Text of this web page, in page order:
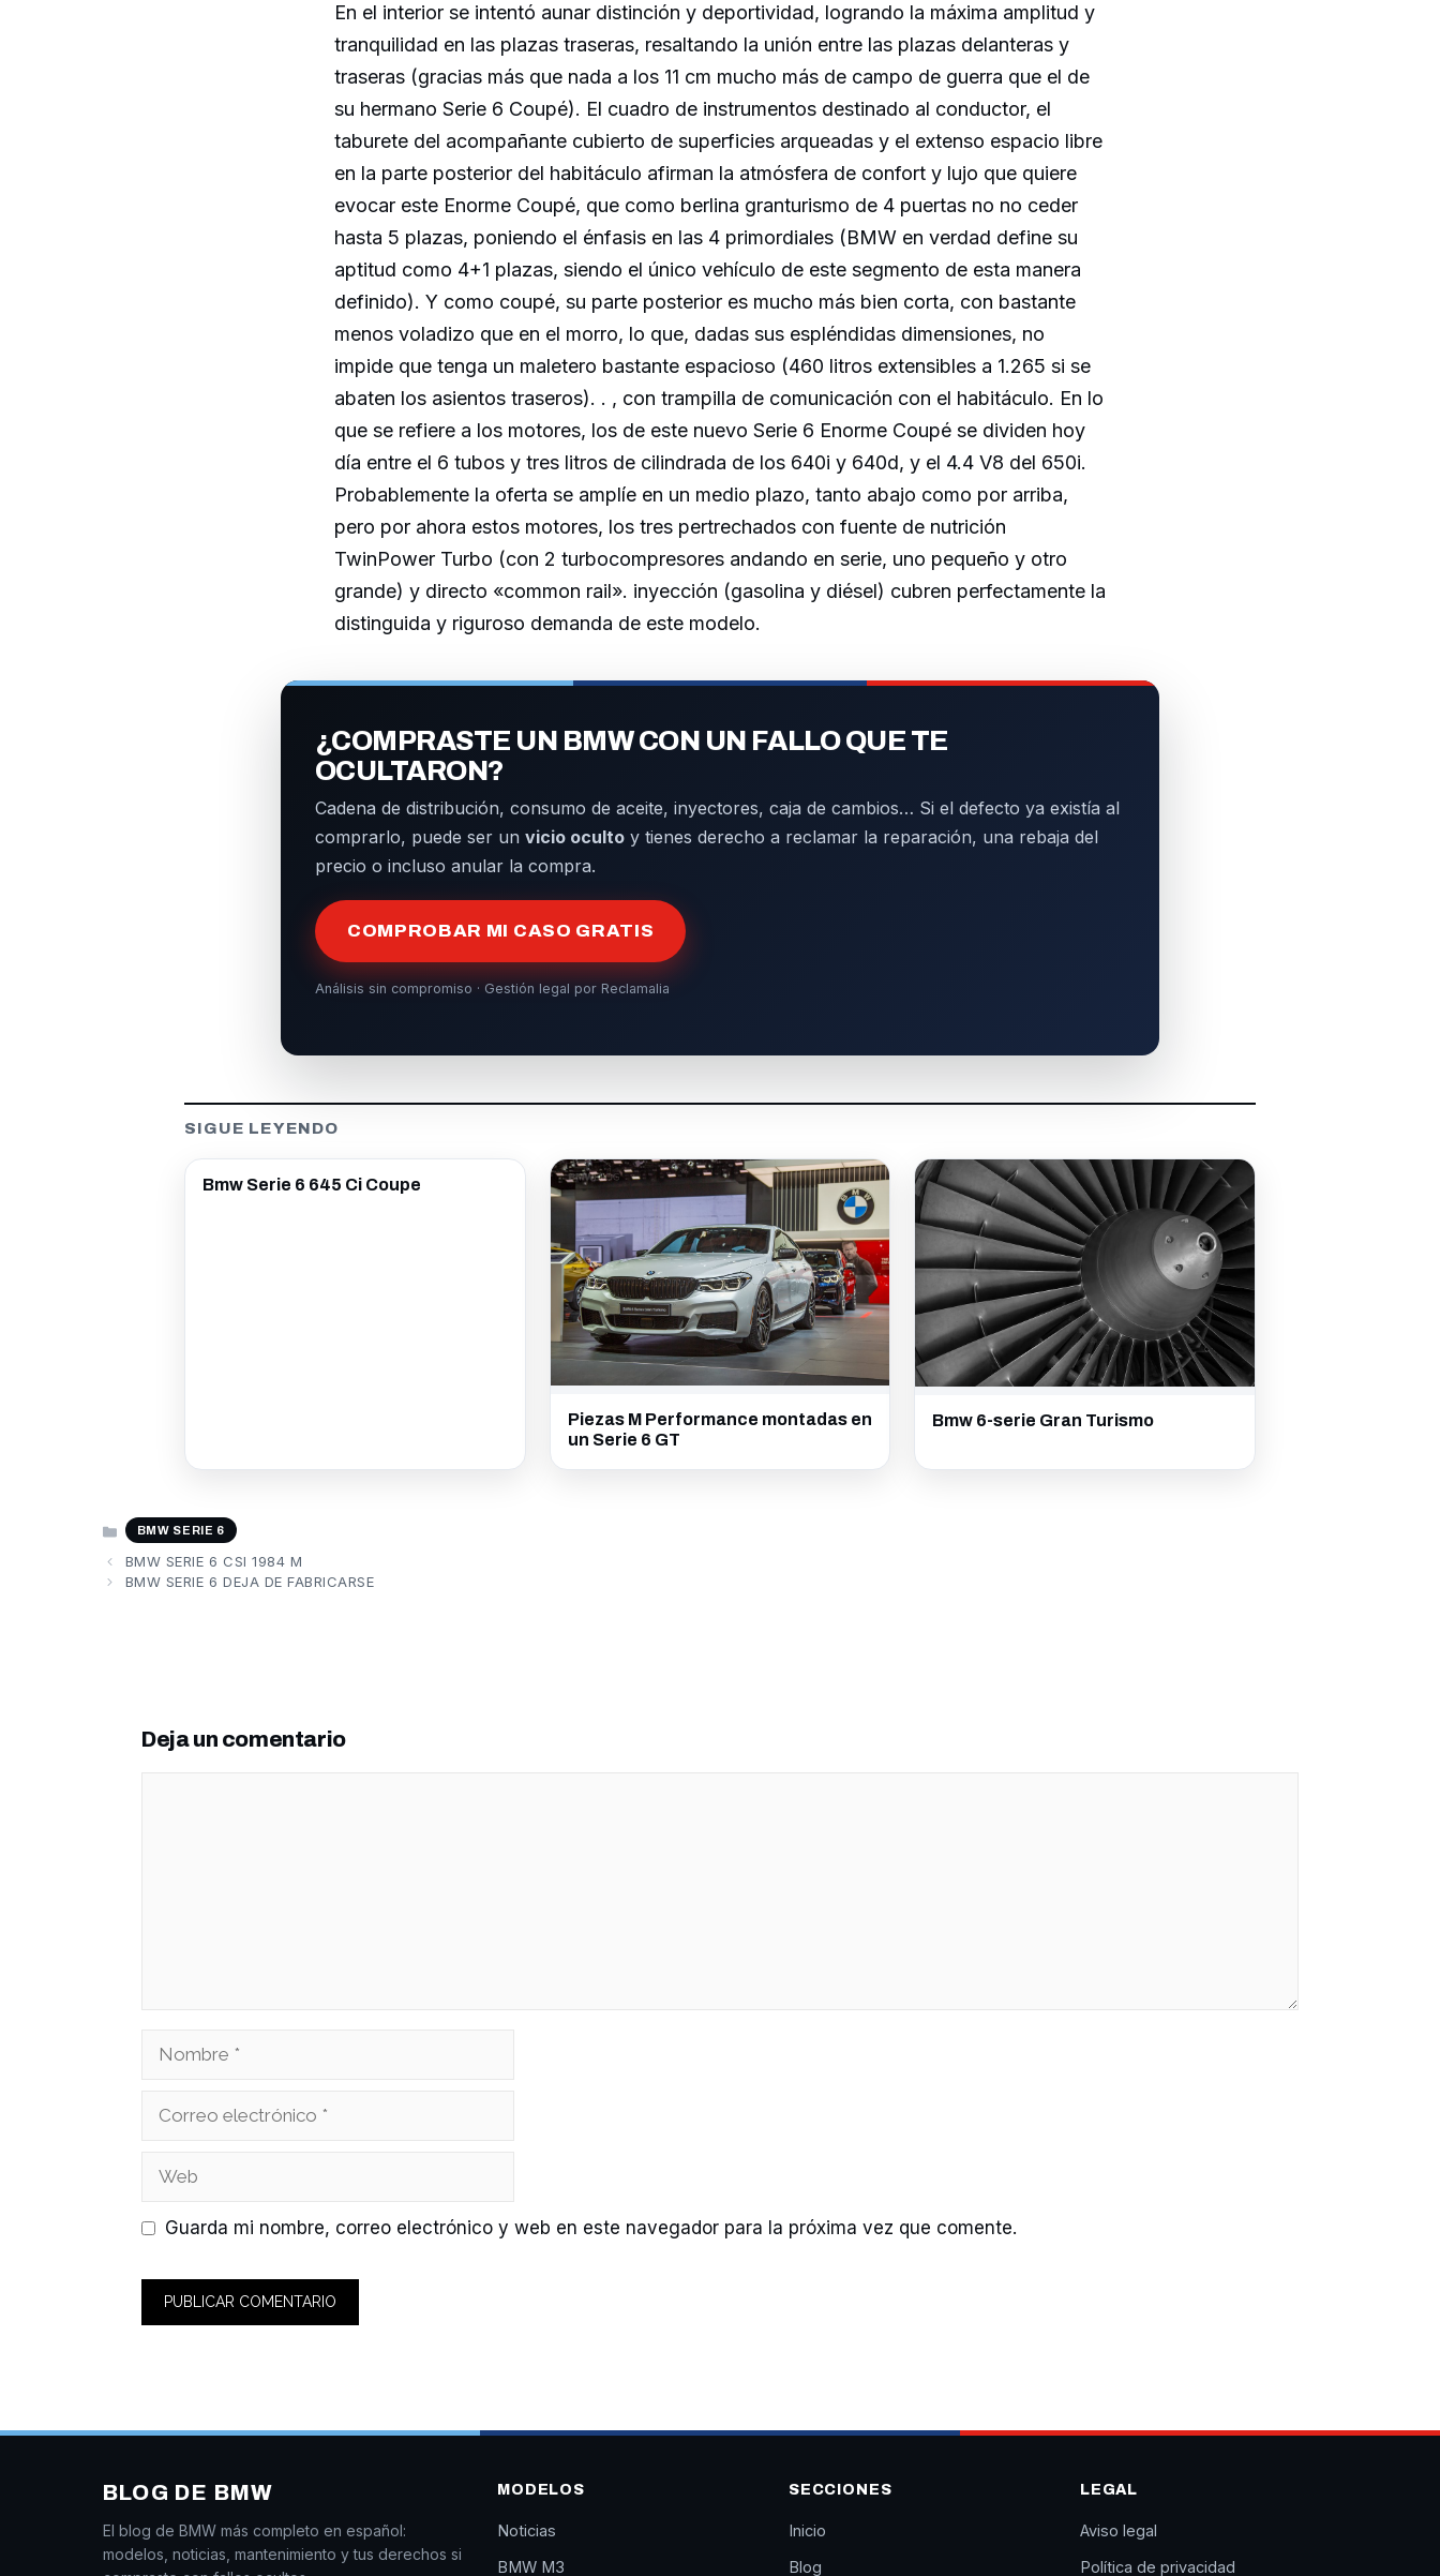
En el interior se intentó aunar distinción y deportividad, logrando la máxima amplitud y
tranquilidad en las plazas traseras, resaltando la unión entre las plazas delanteras y
traseras (gracias más que nada a los 11 cm mucho más de campo de guerra que el de
su hermano Serie 6 Coupé). El cuadro de instrumentos destinado al conductor, el
taburete del acompañante cubierto de superficies arqueadas y el extenso espacio libre
en la parte posterior del habitáculo afirman la atmósfera de confort y lujo que quiere
evocar este Enorme Coupé, que como berlina granturismo de 4 puertas no no ceder
hasta 5 plazas, poniendo el énfasis en las 4 primordiales (BMW en verdad define su
aptitud como 4+1 plazas, siendo el único vehículo de este segmento de esta manera
definido). Y como coupé, su parte posterior es mucho más bien corta, con bastante
menos voladizo que en el morro, lo que, dadas sus espléndidas dimensiones, no
impide que tenga un maletero bastante espacioso (460 litros extensibles a 1.265 si se
abaten los asientos traseros). . , con trampilla de comunicación con el habitáculo. En lo
que se refiere a los motores, los de este nuevo Serie 6 Enorme Coupé se dividen hoy
día entre el 6 tubos y tres litros de cilindrada de los 640i y 640d, y el 4.4 V8 del 650i.
Probablemente la oferta se amplíe en un medio plazo, tanto abajo como por arriba,
pero por ahora estos motores, los tres pertrechados con fuente de nutrición
TwinPower Turbo (con 2 turbocompresores andando en serie, uno pequeño y otro
grande) y directo «common rail». inyección (gasolina y diésel) cubren perfectamente la
distinguida y riguroso demanda de este modelo.
¿COMPRASTE UN BMW CON UN FALLO QUE TE
OCULTARON?
Cadena de distribución, consumo de aceite, inyectores, caja de cambios… Si el defecto ya existía al
comprarlo, puede ser un vicio oculto y tienes derecho a reclamar la reparación, una rebaja del
precio o incluso anular la compra.
COMPROBAR MI CASO GRATIS
Análisis sin compromiso · Gestión legal por Reclamalia
SIGUE LEYENDO
Bmw Serie 6 645 Ci Coupe
Piezas M Performance montadas en
un Serie 6 GT
Bmw 6-serie Gran Turismo
CATEGORÍAS
BMW SERIE 6
BMW SERIE 6 CSI 1984 M
BMW SERIE 6 DEJA DE FABRICARSE
Deja un comentario
Nombre
Correo
Web
Guarda mi nombre, correo electrónico y web en este navegador para la próxima vez que comente.
BLOG DE BMW
El blog de BMW más completo en español:
modelos, noticias, mantenimiento y tus derechos si
MODELOS
Noticias
BMW M3
SECCIONES
Inicio
Blog
LEGAL
Aviso legal
Política de privacidad